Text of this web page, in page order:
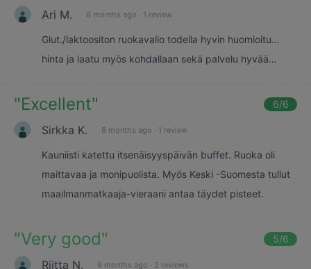
Ari M. 8 months ago · 1 review
Glut./laktoositon ruokavalio todella hyvin huomioitu…
hinta ja laatu myös kohdallaan sekä palvelu hyvää…
"Excellent" 6/6
Sirkka K. 8 months ago · 1 review
Kauniisti katettu itsenäisyyspäivän buffet. Ruoka oli
maittavaa ja monipuolista. Myös Keski -Suomesta tullut
maailmanmatkaaja-vieraani antaa täydet pisteet.
"Very good" 5/6
Riitta N. 9 months ago · 2 reviews